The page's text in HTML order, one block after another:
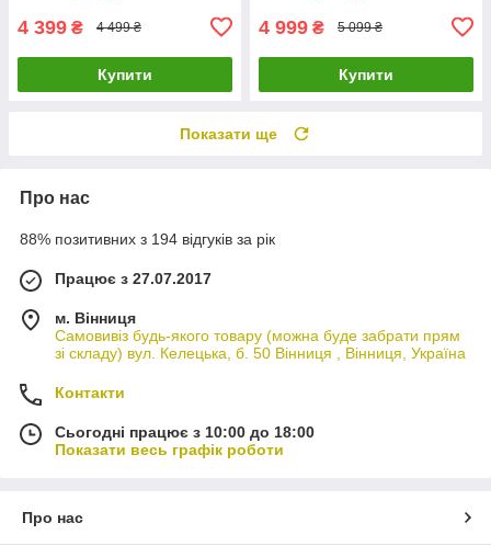
4 399 ₴ 4 499 ₴
Купити
4 999 ₴ 5 099 ₴
Купити
Показати ще
Про нас
88% позитивних з 194 відгуків за рік
Працює з 27.07.2017
м. Вінниця
Самовивіз будь-якого товару (можна буде забрати прям
зі складу) вул. Келецька, б. 50 Вінниця , Вінниця, Україна
Контакти
Сьогодні працює з 10:00 до 18:00
Показати весь графік роботи
Про нас